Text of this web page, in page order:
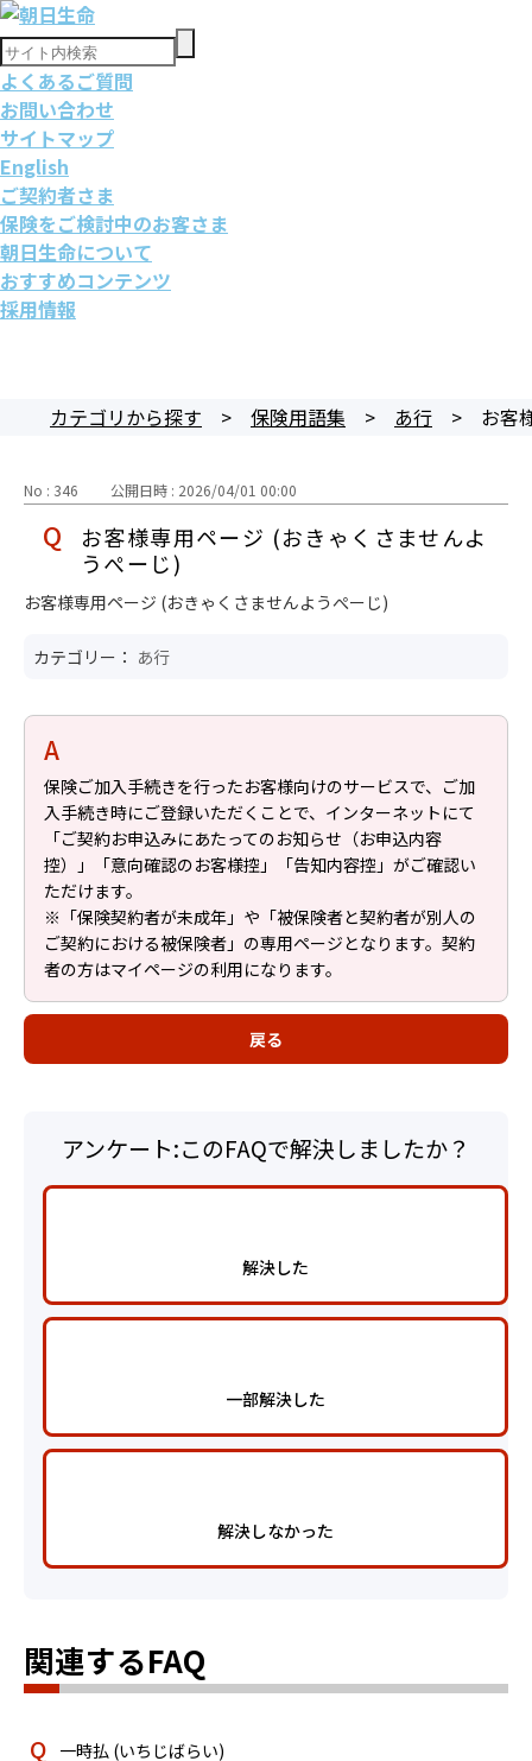
よくあるご質問
お問い合わせ
サイトマップ
English
ご契約者さま
保険をご検討中のお客さま
朝日生命について
おすすめコンテンツ
採用情報
カテゴリから探す > 保険用語集 > あ行 > お客
No : 346 公開日時 : 2026/04/01 00:00
お客様専用ページ (おきゃくさませんよ
うぺーじ)
お客様専用ページ (おきゃくさませんようぺーじ)
カテゴリー： あ行
保険ご加入手続きを行ったお客様向けのサービスで、ご加
入手続き時にご登録いただくことで、インターネットにて
「ご契約お申込みにあたってのお知らせ（お申込内容
控）」「意向確認のお客様控」「告知内容控」がご確認い
ただけます。
※「保険契約者が未成年」や「被保険者と契約者が別人の
ご契約における被保険者」の専用ページとなります。契約
者の方はマイページの利用になります。
戻る
アンケート:このFAQで解決しましたか？
解決した
一部解決した
解決しなかった
関連するFAQ
一時払 (いちじばらい)